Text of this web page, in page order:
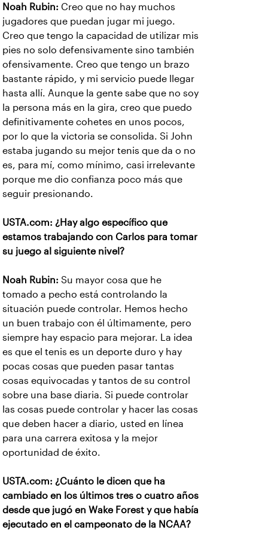
Noah Rubin: Creo que no hay muchos
jugadores que puedan jugar mi juego.
Creo que tengo la capacidad de utilizar mis
pies no solo defensivamente sino también
ofensivamente. Creo que tengo un brazo
bastante rápido, y mi servicio puede llegar
hasta allí. Aunque la gente sabe que no soy
la persona más en la gira, creo que puedo
definitivamente cohetes en unos pocos,
por lo que la victoria se consolida. Si John
estaba jugando su mejor tenis que da o no
es, para mí, como mínimo, casi irrelevante
porque me dio confianza poco más que
seguir presionando.
USTA.com: ¿Hay algo específico que
estamos trabajando con Carlos para tomar
su juego al siguiente nivel?
Noah Rubin: Su mayor cosa que he
tomado a pecho está controlando la
situación puede controlar. Hemos hecho
un buen trabajo con él últimamente, pero
siempre hay espacio para mejorar. La idea
es que el tenis es un deporte duro y hay
pocas cosas que pueden pasar tantas
cosas equivocadas y tantos de su control
sobre una base diaria. Si puede controlar
las cosas puede controlar y hacer las cosas
que deben hacer a diario, usted en línea
para una carrera exitosa y la mejor
oportunidad de éxito.
USTA.com: ¿Cuánto le dicen que ha
cambiado en los últimos tres o cuatro años
desde que jugó en Wake Forest y que había
ejecutado en el campeonato de la NCAA?